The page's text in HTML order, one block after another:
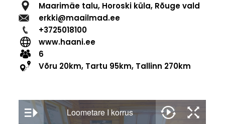
Maarimäe talu, Horoski küla, Rõuge vald
erkki@maailmad.ee
+3725018100
www.haani.ee
6
Võru 20km, Tartu 95km, Tallinn 270km